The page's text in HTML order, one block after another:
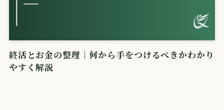
終活とお金の整理｜何から手をつけるべきかわかり
やすく解説